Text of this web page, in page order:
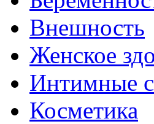
Внешность
Женское
Интимные
Косметика